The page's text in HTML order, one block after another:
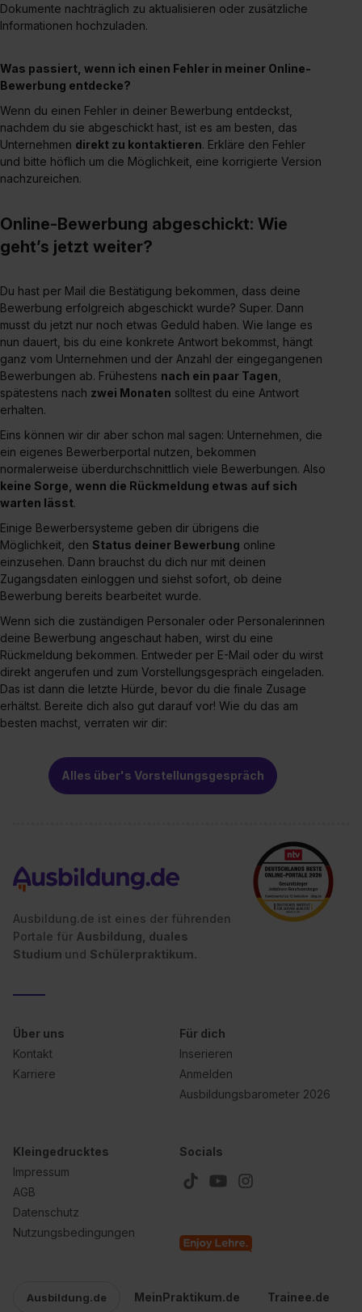
Dokumente nachträglich zu aktualisieren oder zusätzliche
Informationen hochzuladen.
Was passiert, wenn ich einen Fehler in meiner Online-
Bewerbung entdecke?
Wenn du einen Fehler in deiner Bewerbung entdeckst,
nachdem du sie abgeschickt hast, ist es am besten, das
Unternehmen direkt zu kontaktieren. Erkläre den Fehler
und bitte höflich um die Möglichkeit, eine korrigierte Version
nachzureichen.
Online-Bewerbung abgeschickt: Wie
geht’s jetzt weiter?
Du hast per Mail die Bestätigung bekommen, dass deine
Bewerbung erfolgreich abgeschickt wurde? Super. Dann
musst du jetzt nur noch etwas Geduld haben. Wie lange es
nun dauert, bis du eine konkrete Antwort bekommst, hängt
ganz vom Unternehmen und der Anzahl der eingegangenen
Bewerbungen ab. Frühestens nach ein paar Tagen
spätestens nach zwei Monaten solltest du eine Antwort
erhalten.
Eins können wir dir aber schon mal sagen: Unternehmen, die
ein eigenes Bewerberportal nutzen, bekommen
normalerweise überdurchschnittlich viele Bewerbungen. Also
keine Sorge, wenn die Rückmeldung etwas auf sich
warten lässt.
Einige Bewerbersysteme geben dir übrigens die
Möglichkeit, den Status deiner Bewerbung online
einzusehen. Dann brauchst du dich nur mit deinen
Zugangsdaten einloggen und siehst sofort, ob deine
Bewerbung bereits bearbeitet wurde.
Wenn sich die zuständigen Personaler oder Personalerinnen
deine Bewerbung angeschaut haben, wirst du eine
Rückmeldung bekommen. Entweder per E-Mail oder du wirst
direkt angerufen und zum Vorstellungsgespräch eingeladen.
Das ist dann die letzte Hürde, bevor du die finale Zusage
erhältst. Bereite dich also gut darauf vor! Wie du das am
besten machst, verraten wir dir:
Alles über's Vorstellungsgespräch
Ausbildung.de ist eines der führenden
Portale für Ausbildung, duales
Studium und Schülerpraktikum.
Über uns
Kontakt
Karriere
Für dich
Inserieren
Anmelden
Ausbildungsbarometer 2026
Kleingedrucktes
Impressum
AGB
Datenschutz
Nutzungsbedingungen
Socials
Ausbildung.de MeinPraktikum.de Trainee.de